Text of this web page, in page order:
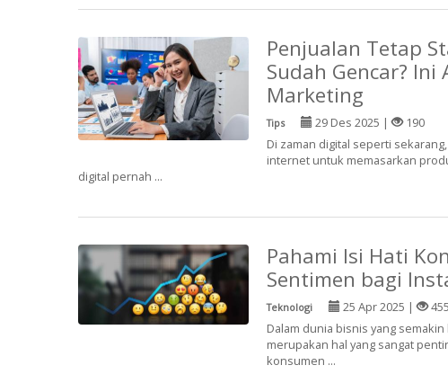
Penjualan Tetap
Sudah Gencar? Ini
Marketing
Tips 29 Des 2025 |
190
Di zaman digital seperti
internet untuk memasarkan
digital pernah ...
Pahami Isi Hati
Sentimen bagi
Teknologi 25 Apr 2025 |
455
Dalam dunia bisnis yang
merupakan hal yang sangat
konsumen ...